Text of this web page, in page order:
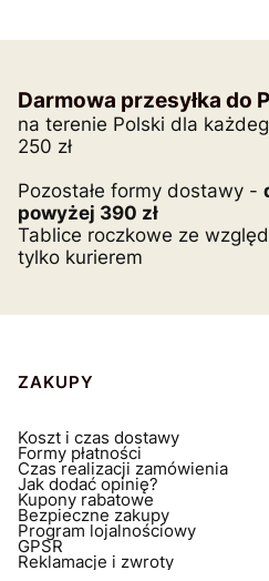
Darmowa przesyłka do
na terenie Polski dla
250 zł
Pozostałe formy dostawy -
powyżej 390 zł
Tablice roczkowe ze
tylko kurierem
Linki w stopce
ZAKUPY
Koszt i czas dostawy
Formy płatności
Czas realizacji zamówienia
Jak dodać opinię?
Kupony rabatowe
Bezpieczne zakupy
Program lojalnościowy
GPSR
Reklamacje i zwroty